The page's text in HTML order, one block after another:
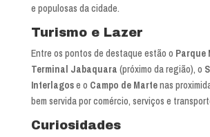
e populosas da cidade.
Turismo e Lazer
Entre os pontos de destaque estão o Parque
Terminal Jabaquara (próximo da região), o
Interlagose o Campo de Martenas
bem servida por comércio, serviços e
Curiosidades